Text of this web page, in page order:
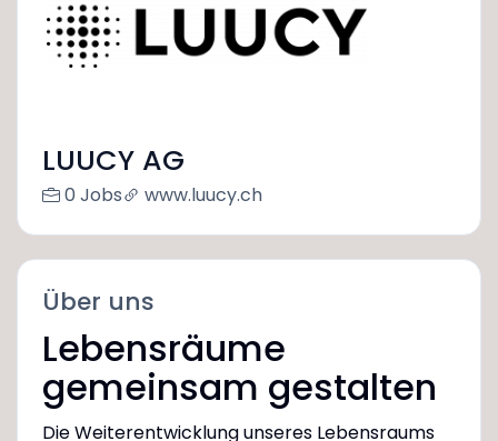
LUUCY AG
0 Jobs www.luucy.ch
Über uns
Lebensräume
gemeinsam gestalten
Die Weiterentwicklung unseres Lebensraums